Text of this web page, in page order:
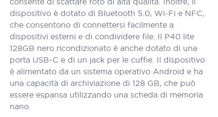
dispositivo è dotato di Bluetooth 5.0, Wi-Fi e NFC,
che consentono di connettersi facilmente a
dispositivi esterni e di condividere file. Il P40 lite
128GB nero ricondizionato è anche dotato di una
porta USB-C e di un jack per le cuffie. Il dispositivo
è alimentato da un sistema operativo Android e ha
una capacità di archiviazione di 128 GB, che può
essere espansa utilizzando una scheda di memoria
nano.